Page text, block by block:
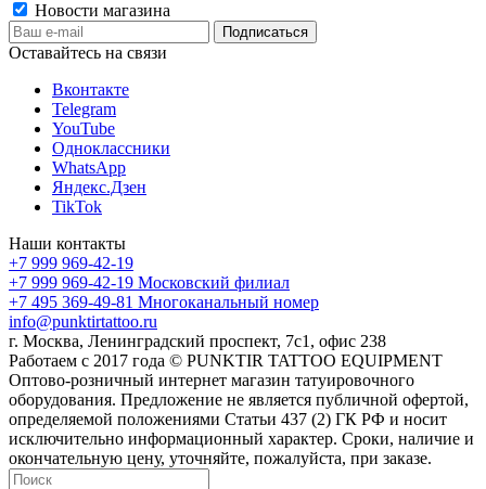
Новости магазина
Оставайтесь на связи
Вконтакте
Telegram
YouTube
Одноклассники
WhatsApp
Яндекс.Дзен
TikTok
Наши контакты
+7 999 969-42-19
+7 999 969-42-19 Московский филиал
+7 495 369-49-81 Многоканальный номер
info@punktirtattoo.ru
г. Москва, Ленинградский проспект, 7с1, офис 238
Работаем с 2017 года © PUNKTIR TATTOO EQUIPMENT
Оптово-розничный интернет магазин татуировочного
оборудования. Предложение не является публичной офертой,
определяемой положениями Статьи 437 (2) ГК РФ и носит
исключительно информационный характер. Сроки, наличие и
окончательную цену, уточняйте, пожалуйста, при заказе.